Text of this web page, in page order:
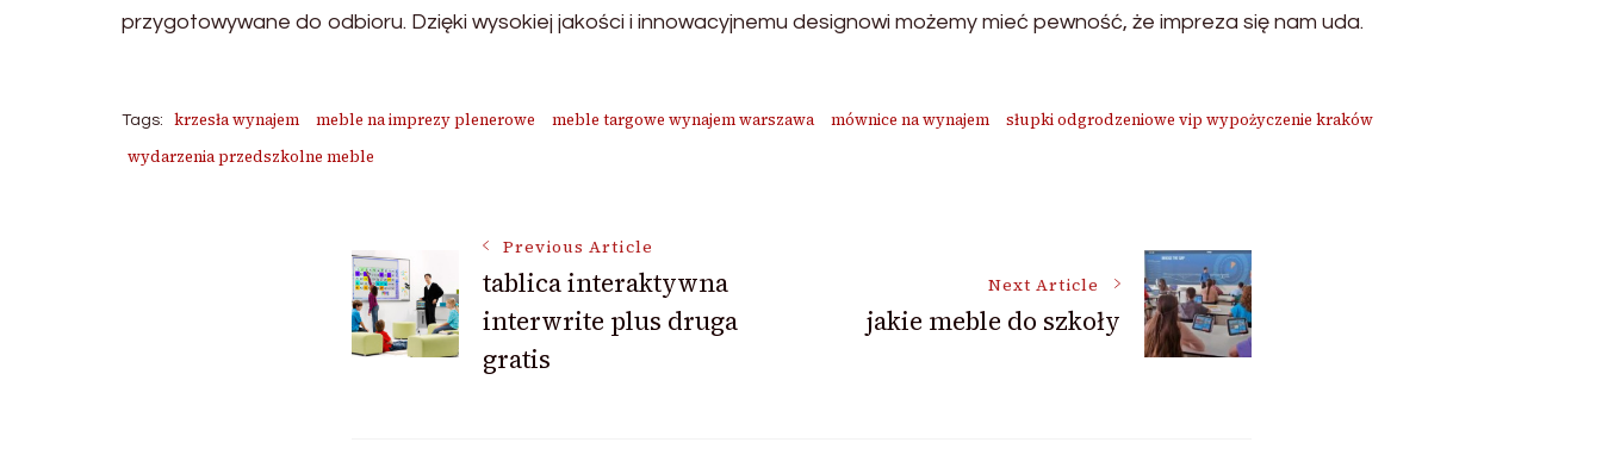
przygotowywane do odbioru. Dzięki wysokiej jakości i innowacyjnemu designowi możemy mieć pewność, że impreza się nam uda.
Tags: krzesła wynajem meble na imprezy plenerowe meble targowe wynajem warszawa mównice na wynajem
słupki odgrodzeniowe vip wypożyczenie kraków
wydarzenia przedszkolne meble
Post
Navigation
Previous Article
tablica interaktywna
interwrite plus druga
gratis
Next Article
jakie meble do szkoły